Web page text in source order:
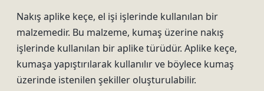
Nakış aplike keçe, el işi işlerinde kullanılan bir
malzemedir. Bu malzeme, kumaş üzerine nakış
işlerinde kullanılan bir aplike türüdür. Aplike keçe,
kumaşa yapıştırılarak kullanılır ve böylece kumaş
üzerinde istenilen şekiller oluşturulabilir.